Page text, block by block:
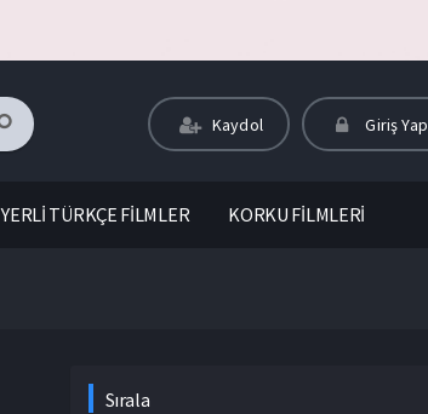
Kaydol Giriş Yap
YERLİ TÜRKÇE FİLMLER KORKU FİLMLERİ
Sırala